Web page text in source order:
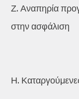
Ζ. Αναπηρία
στην ασφάλιση
Η.